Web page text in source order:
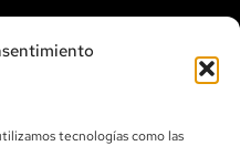
tecnologías como las